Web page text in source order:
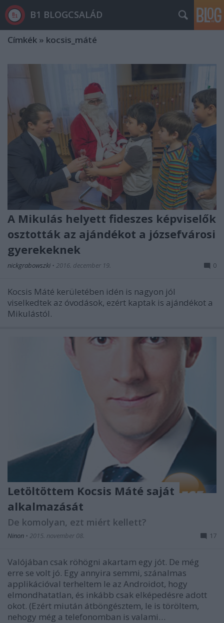
B1 BLOGCSALÁD
Címkék » kocsis_máté
A Mikulás helyett fideszes képviselők
osztották az ajándékot a józsefvárosi
gyerekeknek
nickgrabowszki • 2016. december 19. 0
Kocsis Máté kerületében idén is nagyon jól
viselkedtek az óvodások, ezért kaptak is ajándékot a
Mikulástól.
Letöltöttem Kocsis Máté saját
alkalmazását
De komolyan, ezt miért kellett?
Ninon • 2015. november 08. 17
Valójában csak röhögni akartam egy jót. De még
erre se volt jó. Egy annyira semmi, szánalmas
applikációval terheltem le az Androidot, hogy
elmondhatatlan, és inkább csak elképedésre adott
okot. (Ezért miután átböngésztem, le is töröltem,
nehogy még a telefonomban is valami…